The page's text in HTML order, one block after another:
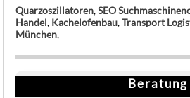
Quarzoszillatoren,SEO
Handel, Kachelofenbau,Transport
München,
Beratung